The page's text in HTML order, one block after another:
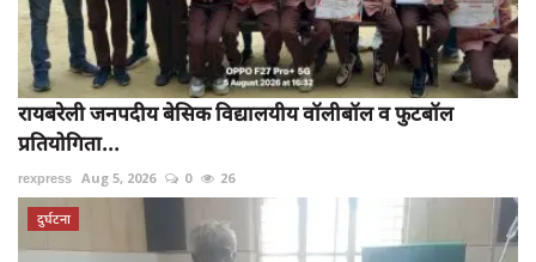
रायबरेली जनपदीय बेसिक विद्यालयीय वॉलीबॉल व फुटबॉल
प्रतियोगिता...
rexpress Aug 5, 2026 0 26
दुर्घटना